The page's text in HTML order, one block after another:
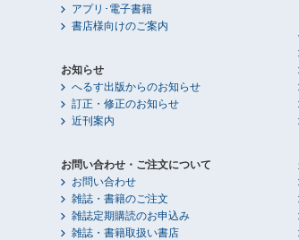
アプリ･電子書籍
書店様向けのご案内
お知らせ
へるす出版からのお知らせ
訂正・修正のお知らせ
近刊案内
お問い合わせ・ご注文について
お問い合わせ
雑誌・書籍のご注文
雑誌定期購読のお申込み
雑誌・書籍取扱い書店